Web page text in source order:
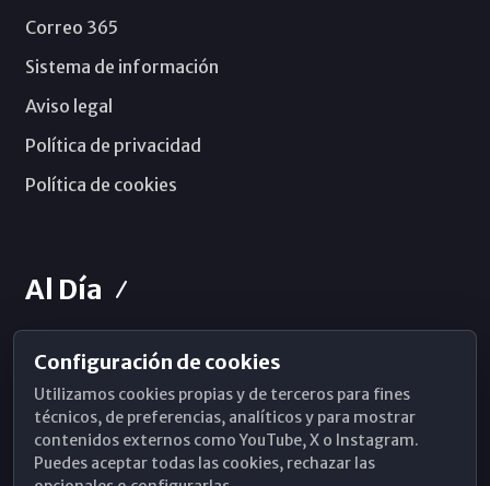
Correo 365
Sistema de información
Aviso legal
Política de privacidad
Política de cookies
Al Día
Horarios de Misa
Hemeroteca
WhatsApp
Configuración de cookies
Utilizamos cookies propias y de terceros para fines
técnicos, de preferencias, analíticos y para mostrar
contenidos externos como YouTube, X o Instagram.
Puedes aceptar todas las cookies, rechazar las